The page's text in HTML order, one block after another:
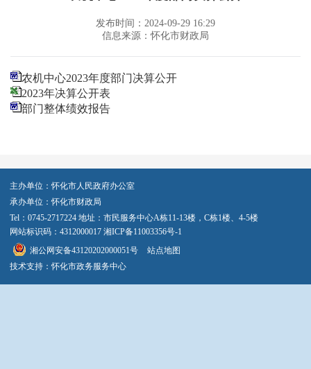
发布时间：2024-09-29 16:29
信息来源：怀化市财政局
农机中心2023年度部门决算公开
2023年决算公开表
部门整体绩效报告
主办单位：怀化市人民政府办公室
承办单位：怀化市财政局
Tel：0745-2717224 地址：市民服务中心A栋11-13楼，C栋1楼、4-5楼
网站标识码：4312000017 湘ICP备11003356号-1
湘公网安备43120202000051号
站点地图
技术支持：怀化市政务服务中心